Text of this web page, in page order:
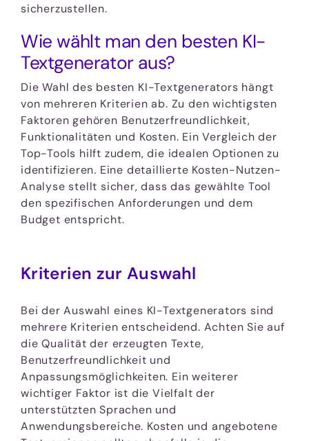
sicherzustellen.
Wie wählt man den besten KI-
Textgenerator aus?
Die Wahl des besten KI-Textgenerators hängt
von mehreren Kriterien ab. Zu den wichtigsten
Faktoren gehören Benutzerfreundlichkeit,
Funktionalitäten und Kosten. Ein Vergleich der
Top-Tools hilft zudem, die idealen Optionen zu
identifizieren. Eine detaillierte Kosten-Nutzen-
Analyse stellt sicher, dass das gewählte Tool
den spezifischen Anforderungen und dem
Budget entspricht.
Kriterien zur Auswahl
Bei der Auswahl eines KI-Textgenerators sind
mehrere Kriterien entscheidend. Achten Sie auf
die Qualität der erzeugten Texte,
Benutzerfreundlichkeit und
Anpassungsmöglichkeiten. Ein weiterer
wichtiger Faktor ist die Vielfalt der
unterstützten Sprachen und
Anwendungsbereiche. Kosten und angebotene